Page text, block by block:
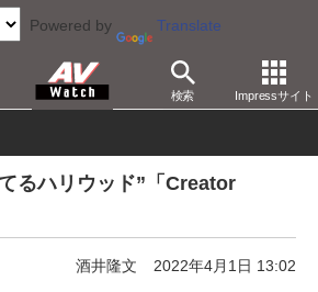
Powered by Translate
検索 Impressサイト
ションカム GoPro
るハリウッド”「Creator
酒井隆文 2022年4月1日 13:02